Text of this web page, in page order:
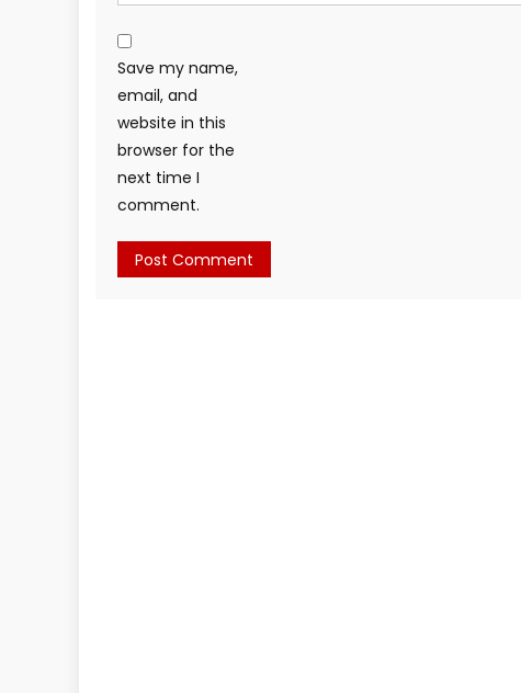
Save my name,
email, and
website in this
browser for the
next time I
comment.